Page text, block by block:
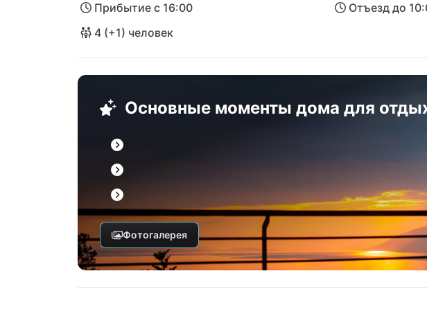
Прибытие с 16:00
Отъезд до
4 (+1) человек
Основные моменты дома для
Фотогалерея